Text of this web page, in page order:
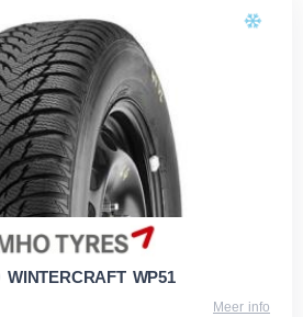
WINTERCRAFT WP51
Meer info